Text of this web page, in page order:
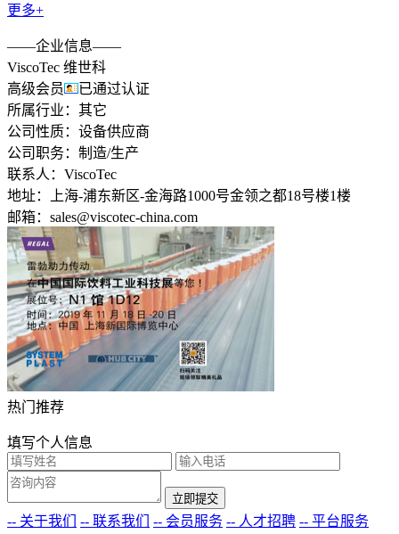
更多+
——企业信息——
ViscoTec 维世科
高级会员
已通过认证
所属行业： 其它
公司性质： 设备供应商
公司职务： 制造/生产
联系人： ViscoTec
地址：
上海-浦东新区-金海路1000号金领之都18号楼1楼
邮箱： sales@viscotec-china.com
热门推荐
填写个人信息
-- 关于我们 -- 联系我们 -- 会员服务 -- 人才招聘 -- 平台服务